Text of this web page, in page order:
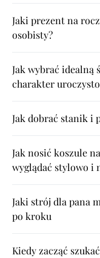
Jaki prezent na
osobisty?
Jak wybrać idealną
charakter
Jak dobrać stanik i
Jak nosić koszule
wyglądać stylowo i
Jaki strój dla pana
po kroku
Kiedy zacząć